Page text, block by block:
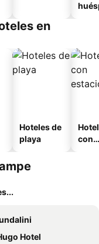
en
Hoteles de
playa
con
Hotel